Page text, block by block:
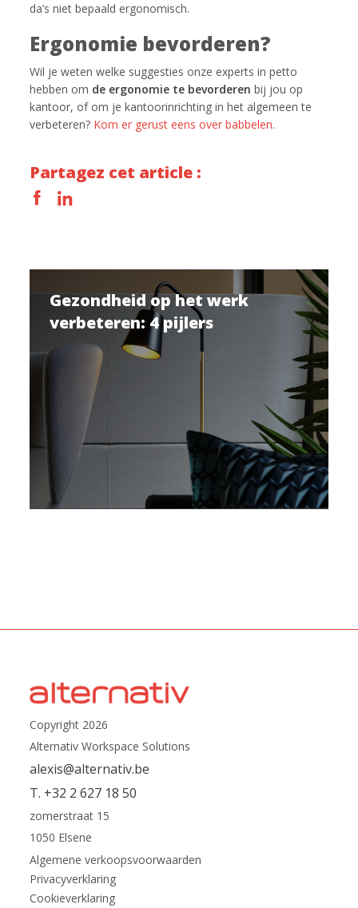
da’s niet bepaald ergonomisch.
Ergonomie bevorderen?
Wil je weten welke suggesties onze experts in petto
hebben om de ergonomie te bevorderen bij jou op
kantoor, of om je kantoorinrichting in het algemeen te
verbeteren? Kom er gerust eens over babbelen.
Partagez cet article :
Gezondheid op het werk
verbeteren: 4 pijlers
Copyright 2026
Alternativ Workspace Solutions
alexis@alternativ.be
T. +32 2 627 18 50
zomerstraat 15
1050 Elsene
Algemene verkoopsvoorwaarden
Privacyverklaring
Cookieverklaring